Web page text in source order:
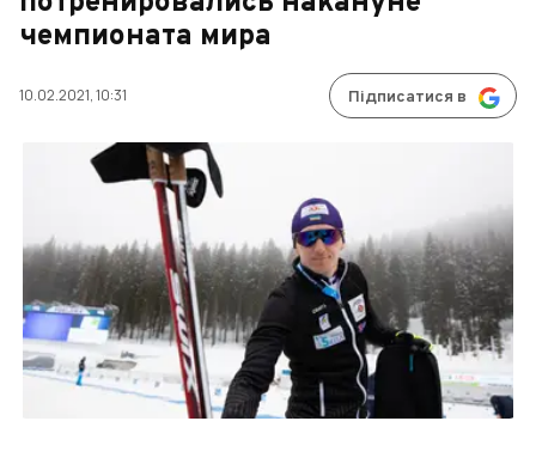
чемпионата мира
10.02.2021, 10:31 Підписатися в